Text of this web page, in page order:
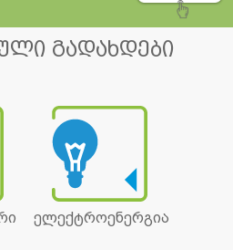
გადახდები
ელექტროენერგია